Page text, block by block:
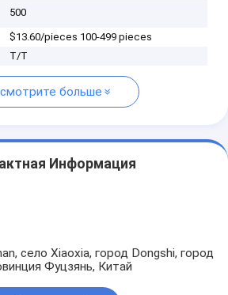
500
$13.60/pieces 100-499 pieces
T/T
больше
Информация
село Xiaoxia, город Dongshi, город
Фуцзянь, Китай